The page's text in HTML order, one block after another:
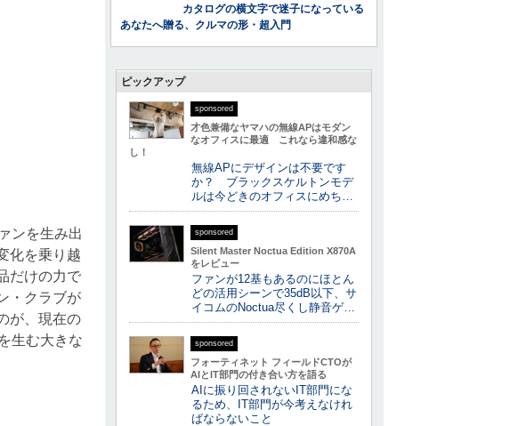
ンを生み出
化を乗り越
だけの力で
・クラブが
が、現在の
生む大きな
カタログの横文字で迷子になっている
あなたへ贈る、クルマの形・超入門
ピックアップ
sponsored
才色兼備なヤマハの無線APはモダン
なオフィスに最適 これなら違和感な
し！
無線APにデザインは不要です
か？ ブラックスケルトンモデ
ルは今どきのオフィスにめち…
sponsored
Silent Master Noctua Edition X870A
をレビュー
ファンが12基もあるのにほとん
どの活用シーンで35dB以下、サ
イコムのNoctua尽くし静音ゲ…
sponsored
フォーティネット フィールドCTOが
AIとIT部門の付き合い方を語る
AIに振り回されないIT部門にな
るため、IT部門が今考えなけれ
ばならないこと